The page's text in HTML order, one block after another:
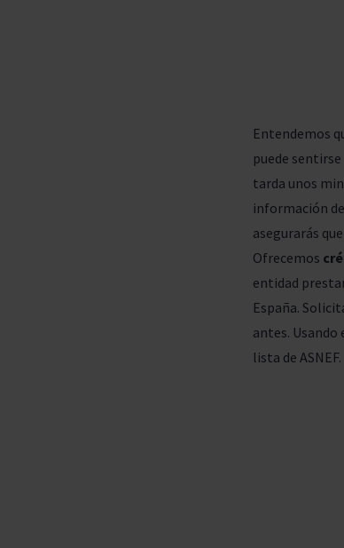
Entendemos
puede
tarda unos
información
asegurarás
Ofrecemos
entidad
España.
antes.
lista de ASNEF.